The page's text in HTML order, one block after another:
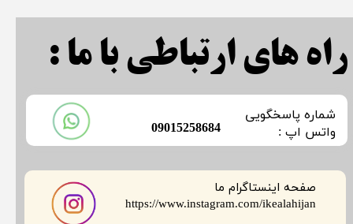
صفحه اینستاگرام ما
​​​​​​​https://www.instagram.com/ikealahijan
​شماره پاسخگویی
​​​​​واتس اپ :
​09015258684
راه های ارتباطی با ما :